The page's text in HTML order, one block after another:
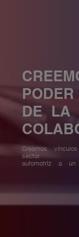
PODER
DE LA
Creamos
sector
automotriz a un